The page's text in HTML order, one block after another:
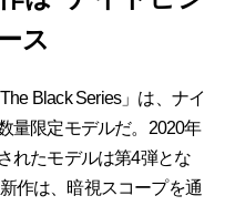
ス
Black Series」は、ナイ
量限定モデルだ。2020年
れたモデルは第4弾とな
作は、暗視スコープを通